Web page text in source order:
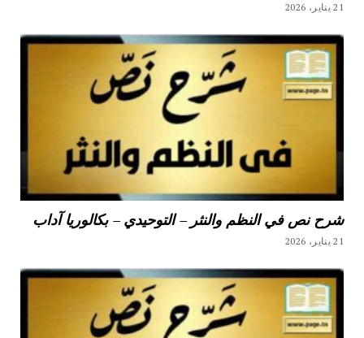
21 يناير، 2026
شرح نص في النظم والنثر – التوحيدي – بكالوريا آداب
21 يناير، 2026